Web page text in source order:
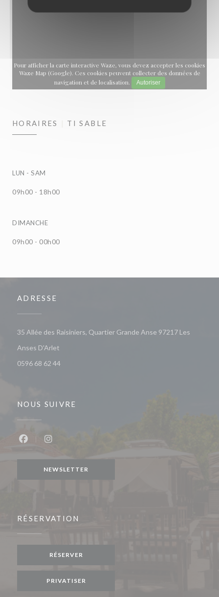
Pour afficher la carte interactive Waze, vous devez accepter les cookies
Waze Map (Google). Ces cookies peuvent collecter des données de
navigation et de localisation.
Autoriser
HORAIRES TI SABLE
LUN - SAM
09h00 - 18h00
DIMANCHE
09h00 - 00h00
ADRESSE
35 Allée des Raisiniers, Quartier Grande Anse 97217 Les
Anses D'Arlet
0596 68 62 44
NOUS SUIVRE
NEWSLETTER
RÉSERVATION
RÉSERVER
PRIVATISER